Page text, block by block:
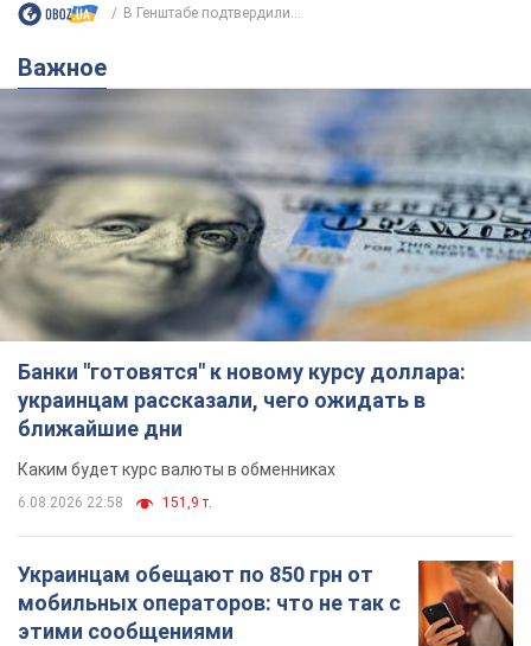
В Генштабе подтвердили...
Важное
Банки "готовятся" к новому курсу доллара:
украинцам рассказали, чего ожидать в
ближайшие дни
Каким будет курс валюты в обменниках
6.08.2026 22:58 151,9 т.
Украинцам обещают по 850 грн от
мобильных операторов: что не так с
этими сообщениями